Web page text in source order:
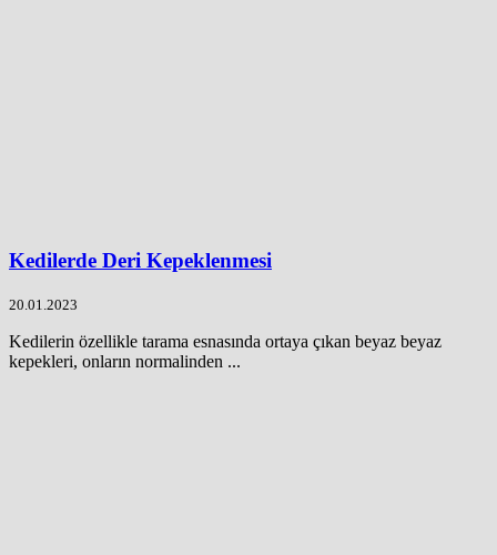
Kedilerde Deri Kepeklenmesi
20.01.2023
Kedilerin özellikle tarama esnasında ortaya çıkan beyaz beyaz
kepekleri, onların normalinden ...